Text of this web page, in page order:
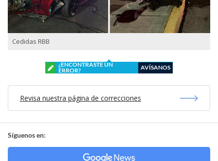
Cedidas RBB
¿ENCONTRASTE UN
ERROR?
AVÍSANOS
Revisa nuestra página de correcciones
Síguenos en: